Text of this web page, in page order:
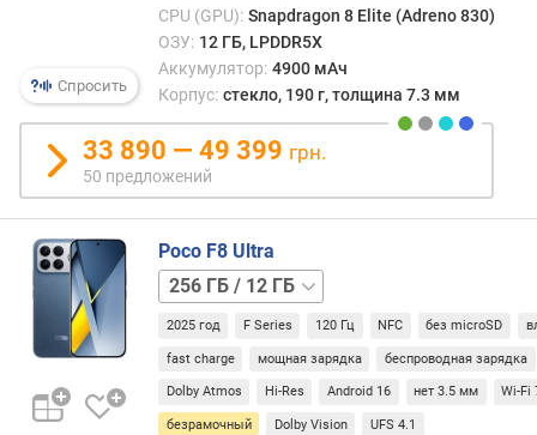
п
р
ц
с
о
о
ц
е
Спросить
CPU (GPU): Snapdragon 8 Elite (Adreno 830)
ОЗУ: 12 ГБ, LPDDR5X
Аккумулятор: 4900 мАч
Корпус: стекло, 190 г, толщина 7.3 мм
33 890 — 49 399 грн.
50 предложений
Poco F8 Ultra
512 ГБ
/
12 ГБ512 ГБ
16 ГБ
2025 год F Series 120 Гц NFC без microSD
fast charge мощная зарядка беспроводная зарядка
Dolby Atmos Hi-Res Android 16 нет 3.5 мм Wi-Fi
безрамочный Dolby Vision UFS 4.1